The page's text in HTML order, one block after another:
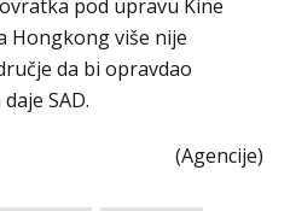
pod upravu Kine
Hongkong više nije
da bi opravdao
SAD.
(Agencije)